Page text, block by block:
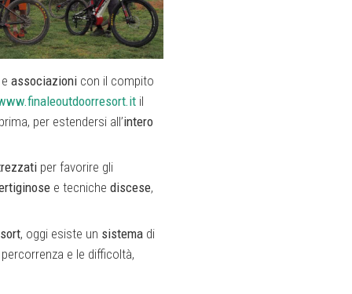
associazioni con il compito
il
per estendersi all’intero
per favorire gli
e tecniche discese,
, oggi esiste un sistema di
e le difficoltà,